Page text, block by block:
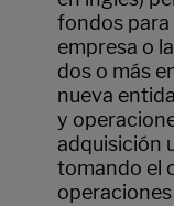
fondos para
empresa o
dos o más
nueva
y
adquisición
tomando el